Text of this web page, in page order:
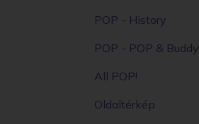
POP - History
POP - POP & Buddy
All POP!
Oldaltérkép